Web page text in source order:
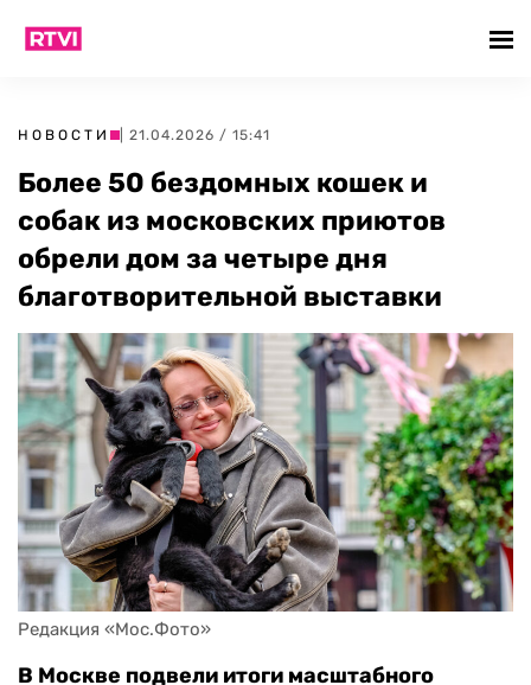
НОВОСТИ | 21.04.2026 / 15:41
Более 50 бездомных кошек и
собак из московских приютов
обрели дом за четыре дня
благотворительной выставки
Редакция «Мос.Фото»
В Москве подвели итоги масштабного